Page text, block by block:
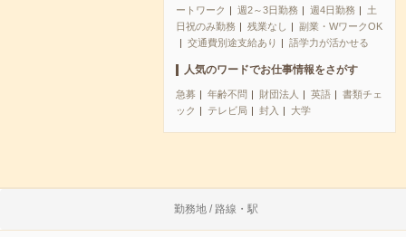
ートワーク
週2～3日勤務 週4日勤務
土
日祝のみ勤務
残業なし
副業・WワークOK
交通費別途支給あり
語学力が活かせる
人気のワードでお仕事情報をさがす
急募 年齢不問 財団法人 英語
書類チェ
ック
テレビ局 封入 大学
勤務地 / 路線・駅